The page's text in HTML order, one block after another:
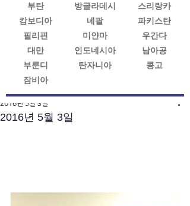
2016년 5월 3일
2016년 5월 3일
부탄
방글라데시
스리랑카
캄보디아
네팔
파키스탄
필리핀
미얀마
우간다
대만
인도네시아
남아공
부룬디
탄자니아
콩고
잠비아